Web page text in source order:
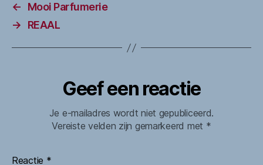
←
Mooi Parfumerie
→
REAAL
Geef een reactie
Je e-mailadres wordt niet gepubliceerd.
Vereiste velden zijn gemarkeerd met *
Reactie *